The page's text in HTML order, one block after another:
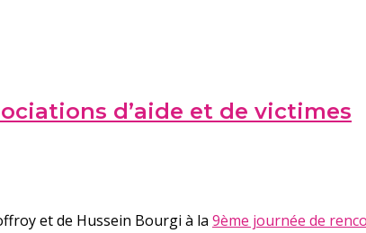
d’aide et de victimes
et de Hussein Bourgi à la 9ème journée de